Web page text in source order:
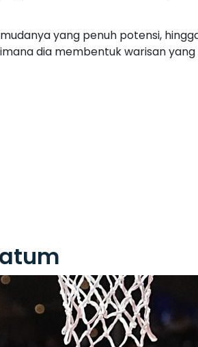
yang penuh potensi,
dia membentuk warisan